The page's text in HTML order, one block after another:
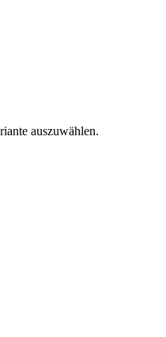
auszuwählen.